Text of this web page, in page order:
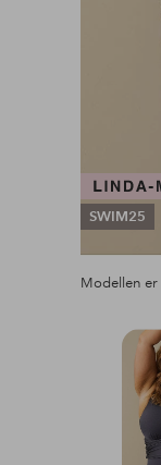
SWIM25
Modellen er